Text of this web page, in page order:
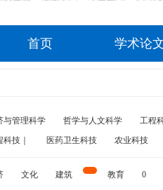
首页 学术论
与管理科学 哲学与人文科学 工程
技｜
医药卫生科技 农业科技
文化 建筑 教育 0